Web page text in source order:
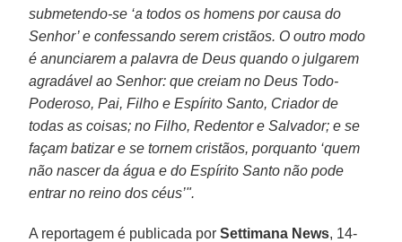
submetendo-se ‘a todos os homens por causa do
Senhor’ e confessando serem cristãos. O outro modo
é anunciarem a palavra de Deus quando o julgarem
agradável ao Senhor: que creiam no Deus Todo-
Poderoso, Pai, Filho e Espírito Santo, Criador de
todas as coisas; no Filho, Redentor e Salvador; e se
façam batizar e se tornem cristãos, porquanto ‘quem
não nascer da água e do Espírito Santo não pode
entrar no reino dos céus’".
A reportagem é publicada porSettimana News, 14-